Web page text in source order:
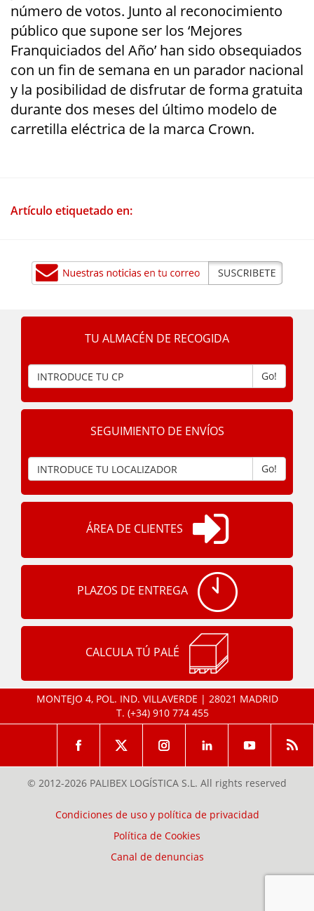
número de votos. Junto al reconocimiento
público que supone ser los ‘Mejores
Franquiciados del Año’ han sido obsequiados
con un fin de semana en un parador nacional
y la posibilidad de disfrutar de forma gratuita
durante dos meses del último modelo de
carretilla eléctrica de la marca Crown.
Artículo etiquetado en:
TU ALMACÉN DE RECOGIDA
Go!
SEGUIMIENTO DE ENVÍOS
Go!
ÁREA DE CLIENTES
PLAZOS DE ENTREGA
CALCULA TÚ PALÉ
MONTEJO 4, POL. IND. VILLAVERDE | 28021 MADRID
T. (+34) 910 774 455
© 2012-2026 PALIBEX LOGÍSTICA S.L. All rights reserved
Condiciones de uso y política de privacidad
Política de Cookies
Canal de denuncias